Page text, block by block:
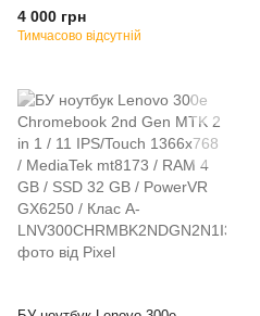
/ SSD 16 GB / Intel HD Graphics
400 / Клас A-
4 000 грн
Тимчасово відсутній